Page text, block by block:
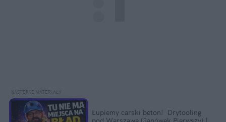
Łupiemy carski beton!  Drytooling